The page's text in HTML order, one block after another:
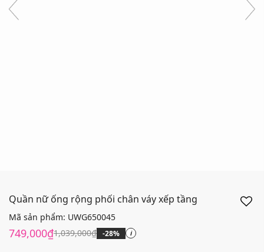
Quần nữ ống rộng phối chân váy xếp tầng
Mã sản phẩm: UWG650045
749,000₫1,039,000₫ -28% i